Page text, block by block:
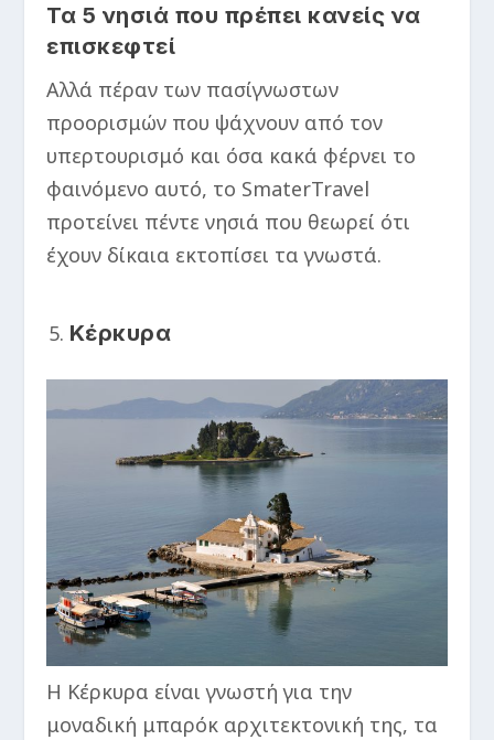
Τα 5 νησιά που πρέπει κανείς να
επισκεφτεί
Αλλά πέραν των πασίγνωστων
προορισμών που ψάχνουν από τον
υπερτουρισμό και όσα κακά φέρνει το
φαινόμενο αυτό, το SmaterTravel
προτείνει πέντε νησιά που θεωρεί ότι
έχουν δίκαια εκτοπίσει τα γνωστά.
Κέρκυρα
Η Κέρκυρα είναι γνωστή για την
μοναδική μπαρόκ αρχιτεκτονική της, τα